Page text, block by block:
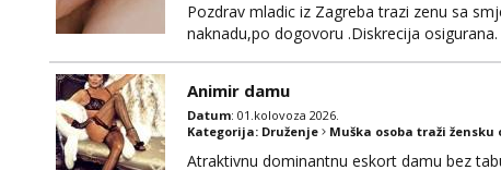
Pozdrav mladic iz Zagreba trazi zenu sa
naknadu,po dogovoru .Diskrecija osigurana.
Animir damu
Datum: 01.kolovoza 2026.
Kategorija: Druženje Muška osoba traži žensku
Atraktivnu dominantnu eskort damu bez